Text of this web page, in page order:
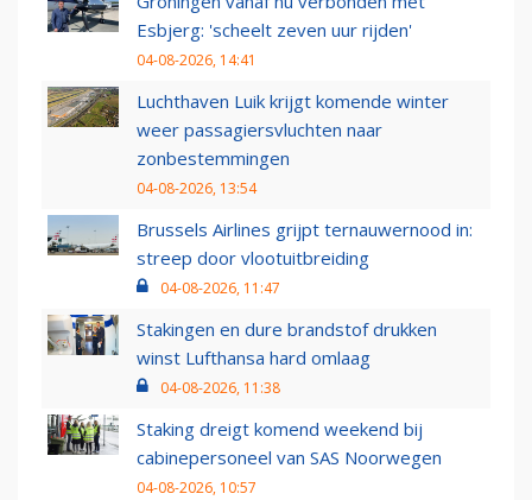
Esbjerg: 'scheelt zeven uur rijden'
04-08-2026, 14:41
Luchthaven Luik krijgt komende winter
weer passagiersvluchten naar
zonbestemmingen
04-08-2026, 13:54
Brussels Airlines grijpt ternauwernood in:
streep door vlootuitbreiding
04-08-2026, 11:47
Stakingen en dure brandstof drukken
winst Lufthansa hard omlaag
04-08-2026, 11:38
Staking dreigt komend weekend bij
cabinepersoneel van SAS Noorwegen
04-08-2026, 10:57